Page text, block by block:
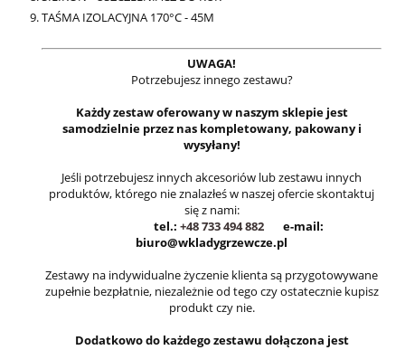
TAŚMA IZOLACYJNA 170°C - 45M
UWAGA!
Potrzebujesz innego zestawu?
Każdy zestaw oferowany w naszym sklepie jest
samodzielnie przez nas kompletowany, pakowany i
wysyłany!
Jeśli potrzebujesz innych akcesoriów lub zestawu innych
produktów, którego nie znalazłeś w naszej ofercie skontaktuj
się z nami:
tel.: +48 733 494 882 e-mail:
biuro@wkladygrzewcze.pl
Zestawy na indywidualne życzenie klienta są przygotowywane
zupełnie bezpłatnie, niezależnie od tego czy ostatecznie kupisz
produkt czy nie.
Dodatkowo do każdego zestawu dołączona jest